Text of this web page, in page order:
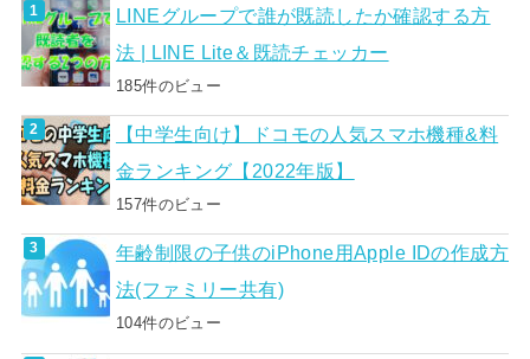
LINEグループで誰が既読したか確認する方
法 | LINE Lite＆既読チェッカー
185件のビュー
【中学生向け】ドコモの人気スマホ機種&料
金ランキング【2022年版】
157件のビュー
年齢制限の子供のiPhone用Apple IDの作成方
法(ファミリー共有)
104件のビュー